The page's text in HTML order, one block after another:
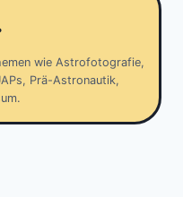
wie Astrofotografie,
Prä-Astronautik,